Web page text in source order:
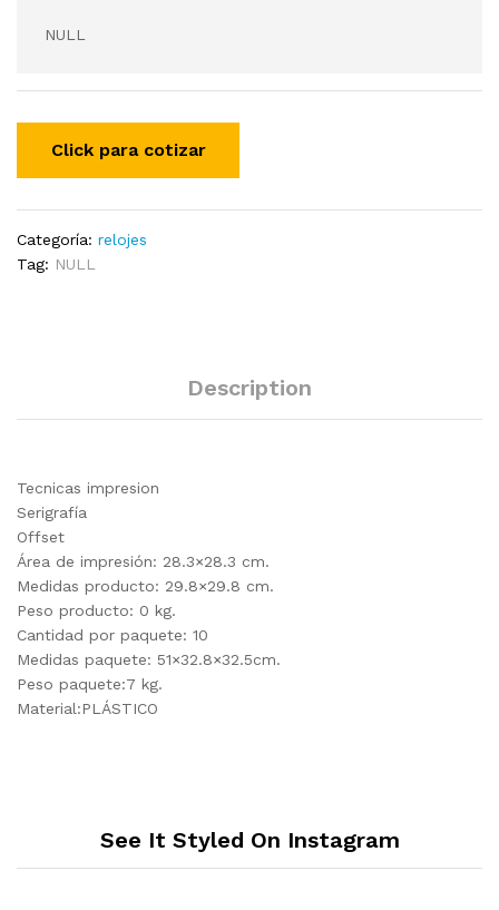
NULL
Categoría: relojes
Tag: NULL
Description
Tecnicas impresion
Serigrafía
Offset
Área de impresión: 28.3×28.3 cm.
Medidas producto: 29.8×29.8 cm.
Peso producto: 0 kg.
Cantidad por paquete: 10
Medidas paquete: 51×32.8×32.5cm.
Peso paquete:7 kg.
Material:PLÁSTICO
See It Styled On Instagram